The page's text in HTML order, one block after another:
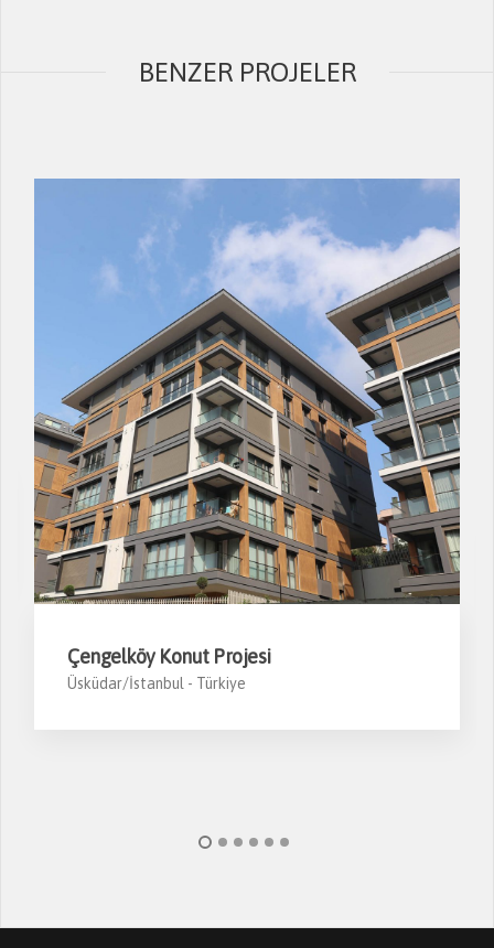
BENZER PROJELER
Çengelköy Konut Projesi
Üsküdar/İstanbul - Türkiye